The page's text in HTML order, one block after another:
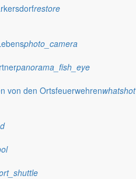
restore
photo_camera
panorama_fish_eye
von den Ortsfeuerwehrenwhatshot